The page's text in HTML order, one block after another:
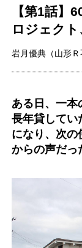
【第1話】
ロジェク
岩月優典（山形Ｒ
ある日、一本
長年貸してい
になり、次
からの声だっ